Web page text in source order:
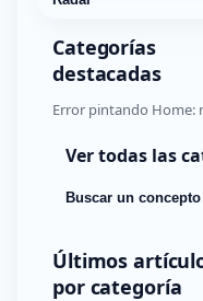
Categorías
destacadas
Error pintando Home:
Ver todas las
Buscar un concepto
Últimos
por categoría